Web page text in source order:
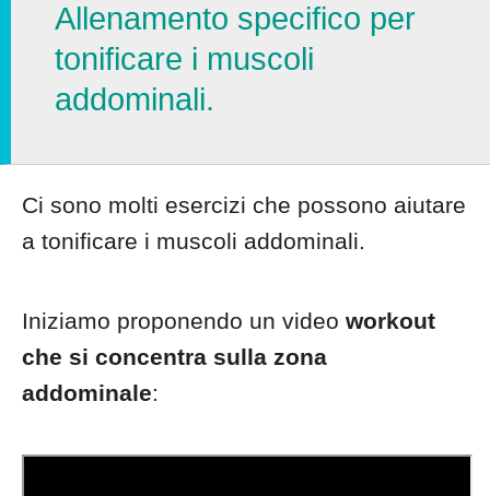
Allenamento specifico per
tonificare i muscoli
addominali.
Ci sono molti esercizi che possono aiutare
a tonificare i muscoli addominali.
Iniziamo proponendo un video workout
che si concentra sulla zona
addominale: